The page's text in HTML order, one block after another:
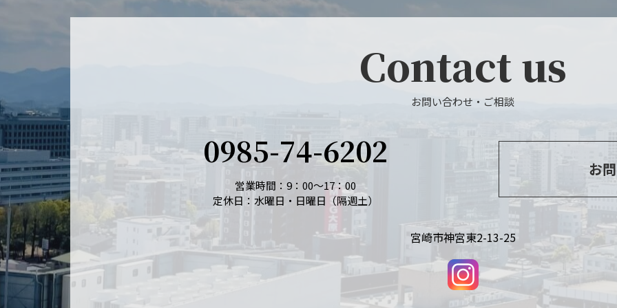
Contact us
お問い合わせ・ご相談
0985-74-6202
営業時間：9：00～17：00
定休日：水曜日・日曜日（隔週土）
お
宮崎市神宮東2-13-25